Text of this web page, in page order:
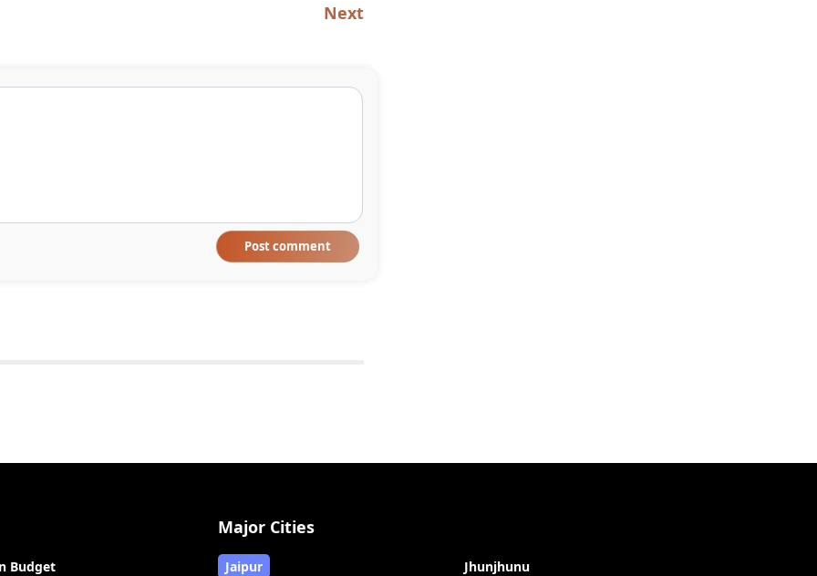
Next
Post comment
Budget
Major Cities
Jaipur
Jhunjhunu